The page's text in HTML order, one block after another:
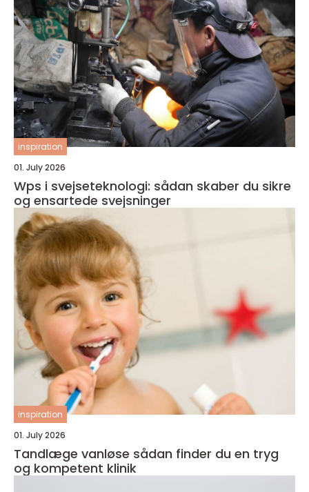
inspiration
01. July 2026
Wps i svejseteknologi: sådan skaber du sikre
og ensartede svejsninger
inspiration
01. July 2026
Tandlæge vanløse sådan finder du en tryg
og kompetent klinik